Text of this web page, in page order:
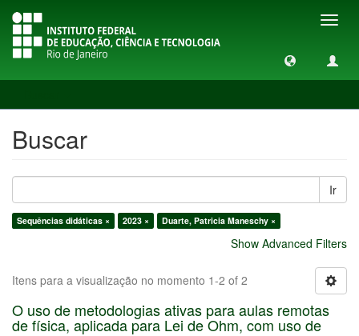
Buscar
Ir
Sequências didáticas × 2023 × Duarte, Patricia Maneschy ×
Show Advanced Filters
Itens para a visualização no momento 1-2 of 2
O uso de metodologias ativas para aulas remotas
de física, aplicada para Lei de Ohm, com uso de